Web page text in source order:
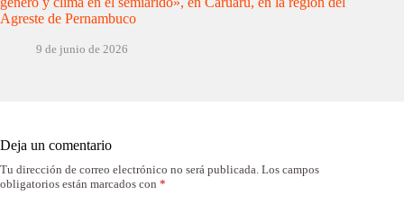
Agreste de Pernambuco
9 de junio de 2026
Deja un comentario
Tu dirección de correo electrónico no será publicada. Los campos
obligatorios están marcados con *